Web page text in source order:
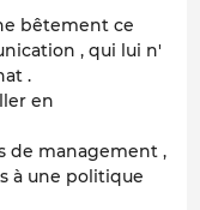
bêtement ce
, qui lui n'
.
en
de management ,
à une politique